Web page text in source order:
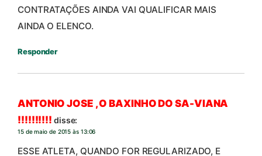
CONTRATAÇÕES AINDA VAI QUALIFICAR MAIS
AINDA O ELENCO.
Responder
ANTONIO JOSE , O BAXINHO DO SA-VIANA
!!!!!!!!!! disse:
15 de maio de 2015 às 13:06
ESSE ATLETA, QUANDO FOR REGULARIZADO, E